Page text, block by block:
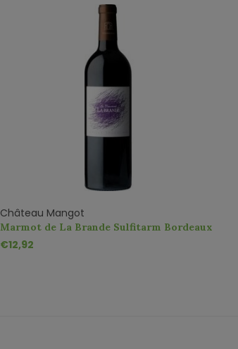
Château Mangot
Marmot de La Brande Sulfitarm Bordeaux
AOP
€12,92